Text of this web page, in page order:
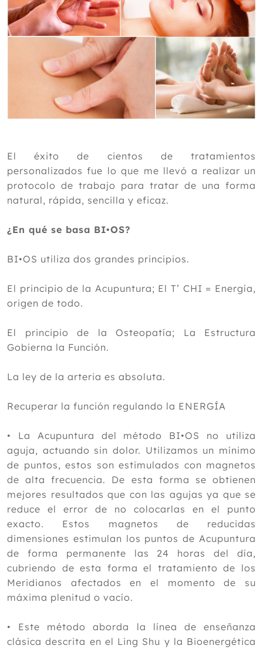
El éxito de cientos de tratamientos
personalizados fue lo que me llevó a realizar un
protocolo de trabajo para tratar de una forma
natural, rápida, sencilla y eficaz.
¿En qué se basa BI•OS?
BI•OS utiliza dos grandes principios.
El principio de la Acupuntura; El T’ CHI = Energía,
origen de todo.
El principio de la Osteopatía; La Estructura
Gobierna la Función.
La ley de la arteria es absoluta.
Recuperar la función regulando la ENERGÍA
• La Acupuntura del método BI•OS no utiliza
aguja, actuando sin dolor. Utilizamos un mínimo
de puntos, estos son estimulados con magnetos
de alta frecuencia. De esta forma se obtienen
mejores resultados que con las agujas ya que se
reduce el error de no colocarlas en el punto
exacto. Estos magnetos de reducidas
dimensiones estimulan los puntos de Acupuntura
de forma permanente las 24 horas del día,
cubriendo de esta forma el tratamiento de los
Meridianos afectados en el momento de su
máxima plenitud o vacío.
• Este método aborda la línea de enseñanza
clásica descrita en el Ling Shu y la Bioenergética